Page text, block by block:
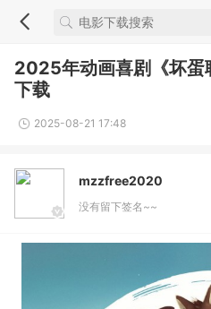
2025年动画喜剧《坏蛋
下载
2025-08-21 17:48
mzzfree2020
没有留下签名~~